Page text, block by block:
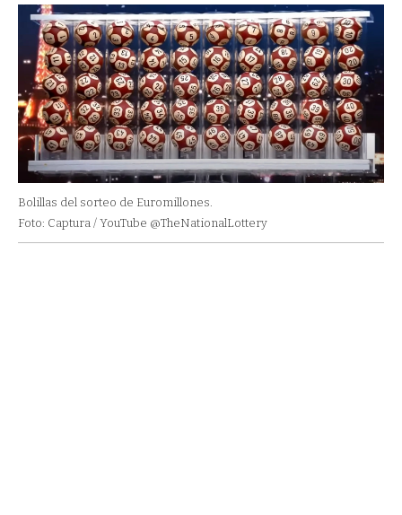
Bolillas del sorteo de Euromillones.
Foto: Captura / YouTube @TheNationalLottery